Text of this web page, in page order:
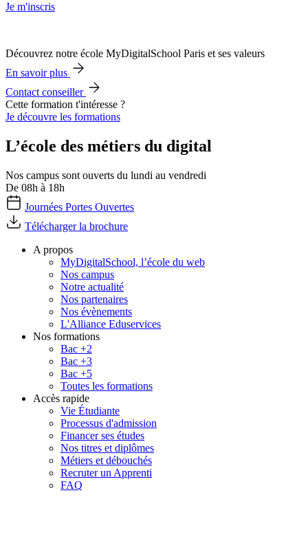
Je m'inscris
Découvrez notre école MyDigitalSchool Paris et ses valeurs
En savoir plus
Contact conseiller
Cette formation t'intéresse ?
Je découvre les formations
L’école des métiers du digital
Nos campus sont ouverts du lundi au vendredi
De 08h à 18h
Journées Portes Ouvertes
Télécharger la brochure
A propos
MyDigitalSchool, l’école du web
Nos campus
Notre actualité
Nos partenaires
Nos évènements
L'Alliance Eduservices
Nos formations
Bac +2
Bac +3
Bac +5
Toutes les formations
Accès rapide
Vie Étudiante
Processus d'admission
Financer ses études
Nos titres et diplômes
Métiers et débouchés
Recruter un Apprenti
FAQ